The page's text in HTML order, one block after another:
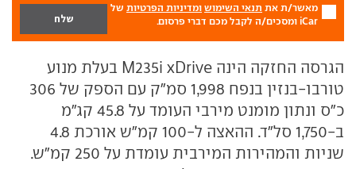
מאשר/ת את תנאי השימוש ומדיניות הפרטיות של
iCar ומסכים/ה לקבל מכם דברי פרסום.
הגרסה החזקה הינה M235i xDrive בעלת מנוע
טורבו-בנזין בנפח 1,998 סמ"ק עם הספק של 306
כ"ס ונתון מומנט מירבי העומד על 45.8 קג"מ
ב-1,750 סל"ד. ההאצה ל-100 קמ"ש אורכת 4.8
שניות והמהירות המירבית עומדת על 250 קמ"ש.